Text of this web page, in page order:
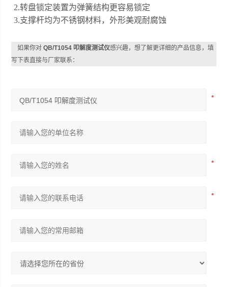
2.转盘锁定装置为弹簧结构更容易锁定
3.支撑杆均为不锈钢材料，外形美观耐腐蚀
如果你对QB/T1054 叩解度测试仪感兴趣，想了解更详细的产品信息，填
写下表直接与厂家联系：